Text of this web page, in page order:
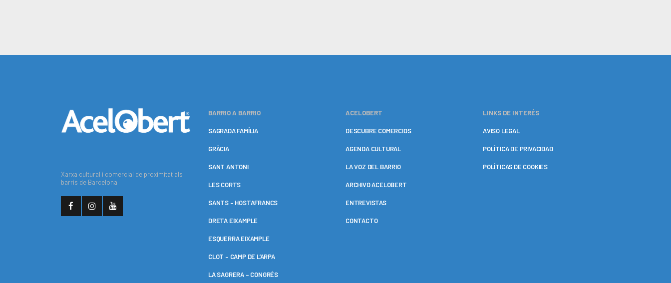
Xarxa cultural i comercial de proximitat als
barris de Barcelona
BARRIO A BARRIO
SAGRADA FAMÍLIA
GRÀCIA
SANT ANTONI
LES CORTS
SANTS – HOSTAFRANCS
DRETA EIXAMPLE
ESQUERRA EIXAMPLE
CLOT – CAMP DE L’ARPA
LA SAGRERA – CONGRÉS
ACELOBERT
DESCUBRE COMERCIOS
AGENDA CULTURAL
LA VOZ DEL BARRIO
ARCHIVO ACELOBERT
ENTREVISTAS
CONTACTO
LINKS DE INTERÉS
AVISO LEGAL
POLÍTICA DE PRIVACIDAD
POLÍTICAS DE COOKIES